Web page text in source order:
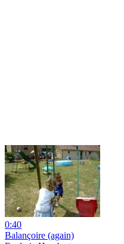
0:40
Balançoire (again)